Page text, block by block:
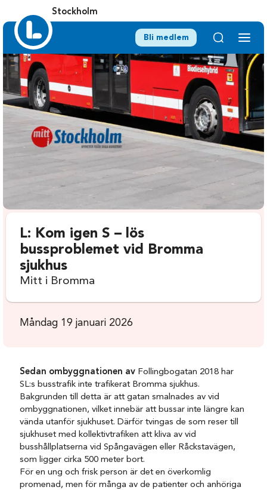
Stockholm
Bli medlem
L: Kom igen S – lös
bussproblemet vid Bromma
sjukhus
Mitt i Bromma
Måndag 19 januari 2026
Sedan ombyggnationen av Follingbogatan 2018 har
SL:s busstrafik inte trafikerat Bromma sjukhus.
Bakgrunden till detta är att gatan smalnades av vid
ombyggnationen, vilket innebär att bussar inte längre kan
vända utanför sjukhuset. Därför tvingas de som reser till
sjukhuset med kollektivtrafiken att kliva av vid
busshållplatserna vid Spångavägen eller Råckstavägen,
som ligger cirka 500 meter bort.
För en ung och frisk person är det en överkomlig
promenad, men för många av de patienter och anhöriga